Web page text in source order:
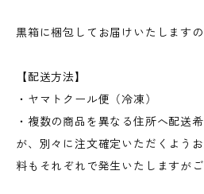
黒箱に梱包してお届けいたします
【配送方法】
・ヤマトクール便（冷凍）
・複数の商品を異なる住所へ配送
が、別々に注文確定いただくよう
料もそれぞれで発生いたしますがご